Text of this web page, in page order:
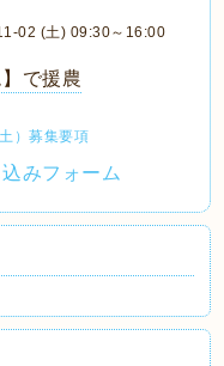
02 (土) 09:30～16:00
で援農
）募集要項
みフォーム